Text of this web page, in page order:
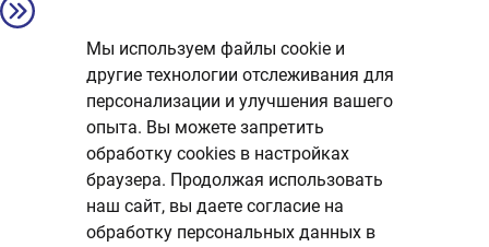
Мы используем файлы cookie и
другие технологии отслеживания для
персонализации и улучшения вашего
опыта. Вы можете запретить
обработку сookies в настройках
браузера. Продолжая использовать
наш сайт, вы даете согласие на
обработку персональных данных в